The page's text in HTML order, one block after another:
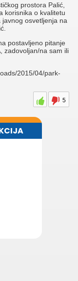
prostora Palić,
korisnika o kvalitetu
osvetljenja na
postavljeno pitanje
zadovoljan/na sam ili
5